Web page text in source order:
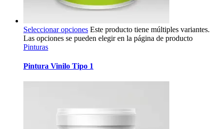
Seleccionar opciones Este producto tiene múltiples variantes.
Las opciones se pueden elegir en la página de producto
Pinturas
Pintura Vinilo Tipo 1